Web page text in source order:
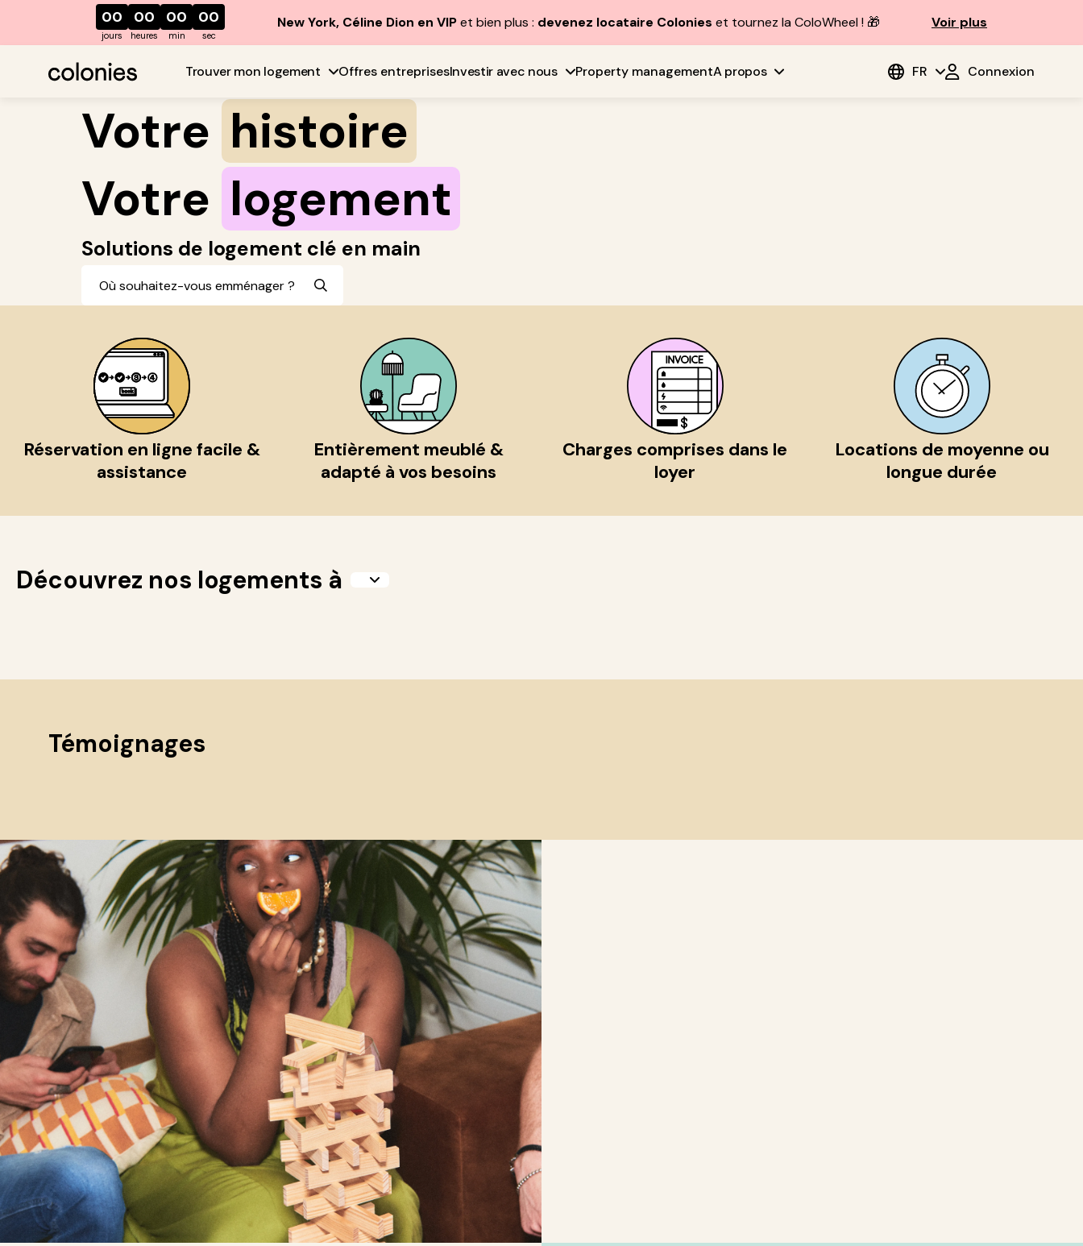
00
jours
00
heures
00
min
00
sec
New York, Céline Dion en VIPet bien plus : devenez locataire Colonies et tournez la ColoWheel ! 🎁 Voir plus
Trouver mon logement Offres entreprisesInvestir avec nous Property managementA propos FR Connexion
Votre histoire
Votre logement
Solutions de logement clé en main
Réservation en ligne facile &
assistance
Entièrement meublé &
adapté à vos besoins
Charges comprises dans le
loyer
Locations de moyenne ou
longue durée
Découvrez nos logements à
Témoignages